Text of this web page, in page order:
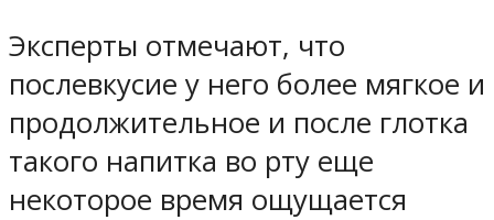
Эксперты отмечают, что
послевкусие у него более мягкое и
продолжительное и после глотка
такого напитка во рту еще
некоторое время ощущается